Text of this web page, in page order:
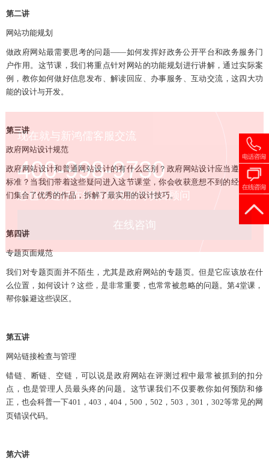
第二讲
网站功能规划
做政府网站最需要思考的问题——如何发挥好政务公开平台和政务服务门
户作用 。这节课，我们将重点针对网站的功能规划进行讲解 ，通过实际案
例， 教你如何做好信息发布、解读 回应、 办事服务 互动交流 ， 这四大功
能的设计与开发。
第三讲
政府网站设计规范
政府网站设计和普通 网站设计的有什么区别？政府网站设计应当遵循哪些
标准？ 当我们带着这些疑问进入这节课堂，你会收获意想不到的经验。
们集合了优秀的作品，拆解了最实用的设计技巧。
第四讲
专题页面规范
我们对专题页面并不陌生， 尤其是政府网站的专题页。但是它应该放在什
么位置， 如何设计？这些，是非常重要，也常常被忽略的问题。第4堂课 ，
帮你躲避这些误区。
第五讲
网站链接检查与管理
错链、 断链 空链 ， 可以说是政府网站在评测过程中最常被抓到 的扣分
点，也是管理人员最头疼的问题。 这节课我们不仅要教你如何预防和修
正， 也会科普一下401 ， 403 ， 404 ， 500 ， 502 ， 503 ， 301 ， 302等常见的网
页错误代码。
第六讲
现在就与新鸿儒客服交流
400-998-9730
您也可进行在线咨询或预约项目顾问
在线咨询